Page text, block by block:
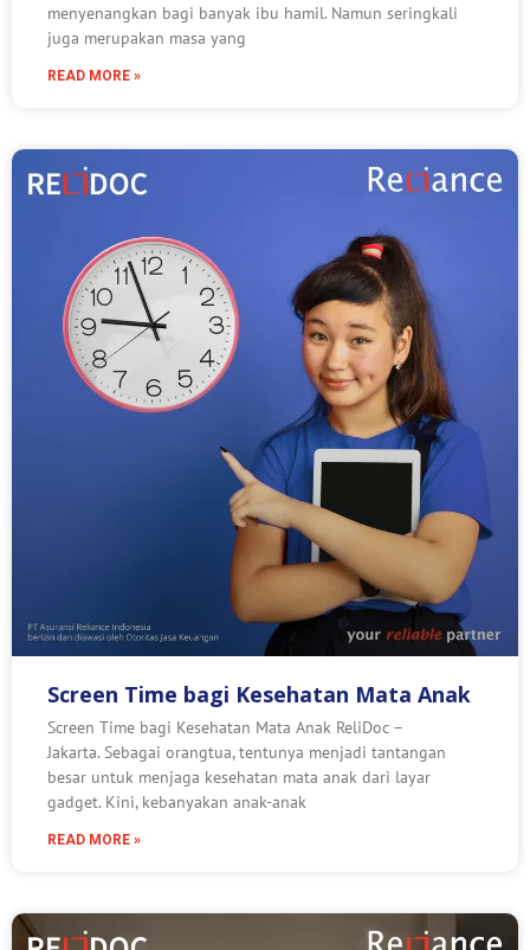
menyenangkan bagi banyak ibu hamil. Namun seringkali
juga merupakan masa yang
READ MORE »
Screen Time bagi Kesehatan Mata Anak
Screen Time bagi Kesehatan Mata Anak ReliDoc –
Jakarta. Sebagai orangtua, tentunya menjadi tantangan
besar untuk menjaga kesehatan mata anak dari layar
gadget. Kini, kebanyakan anak-anak
READ MORE »